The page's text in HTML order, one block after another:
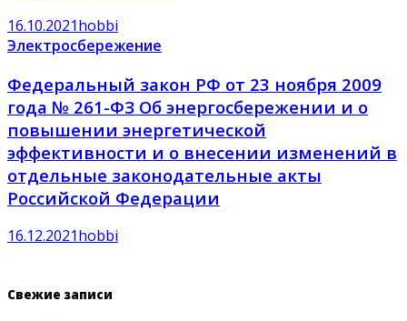
16.10.2021hobbi
Электросбережение
Федеральный закон РФ от 23 ноября 2009
года № 261-ФЗ Об энергосбережении и о
повышении энергетической
эффективности и о внесении изменений в
отдельные законодательные акты
Российской Федерации
16.12.2021hobbi
Свежие записи